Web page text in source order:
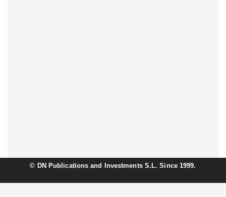
© DN Publications and Investments S.L. Since 1999.